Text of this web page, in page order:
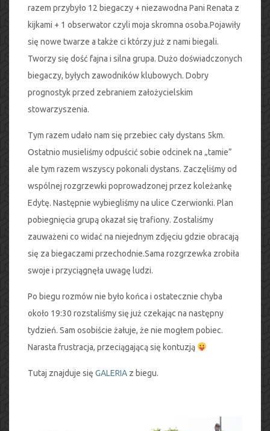
razem przybyło 12 biegaczy + niezawodna Pani Renata z
kijkami + 1 obserwator czyli moja skromna osoba.Pojawiły
się nowe twarze a także ci którzy już z nami biegali.
Tworzy się dość fajna i silna grupa. Dużo doświadczonych
biegaczy, byłych zawodników klubowych. Dobry
prognostyk przed zebraniem założycielskim
stowarzyszenia.
Tym razem udało nam się przebiec cały dystans 5km.
Ostatnio musieliśmy odpuścić sobie odcinek na „tamie”
ale tym razem wszyscy pokonali dystans. Zaczęliśmy od
wspólnej rozgrzewki poprowadzonej przez koleżankę
Edytę. Następnie wybiegliśmy na ulice Czerwionki. Plan
pobiegnięcia grupą okazał się trafiony. Zostaliśmy
zauważeni co widać na niejednym zdjęciu gdzie obracają
się za biegaczami przechodnie.Sama rozgrzewka zrobiła
swoje i przyciągnęła uwagę ludzi.
Po biegu rozmów nie było końca i ostatecznie chyba
około 19:30 rozstaliśmy się już czekając na następny
tydzień. Sam osobiście żałuje, że nie mogłem pobiec.
Narasta frustracja, przeciągającą się kontuzją
Tutaj znajduje się GALERIA z biegu.